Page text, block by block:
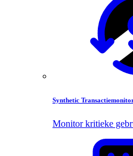
Synthetic
Monitor kritieke